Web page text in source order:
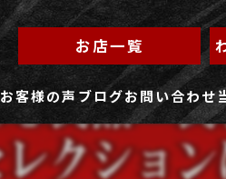
お店一覧
お客様の声 ブログお問い合わせ
求人フォーム